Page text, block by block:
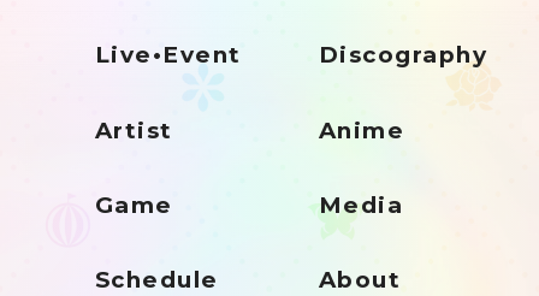
Live•Event Discography
Artist Anime
Game Media
Schedule About